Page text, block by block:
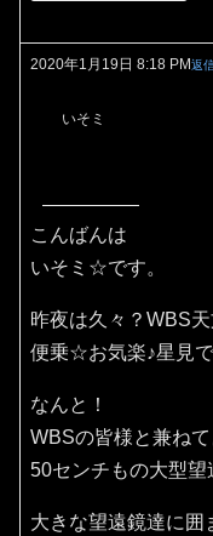
2020年1月19日 8:18 PM返
いそミ
こんばんは
いそミ☆です。
昨夜は久々？WBS
便乗☆お気楽♪星見
なんと！
WBSの皆様と兼ね
50センチもの大型望
大きな望遠鏡達に囲